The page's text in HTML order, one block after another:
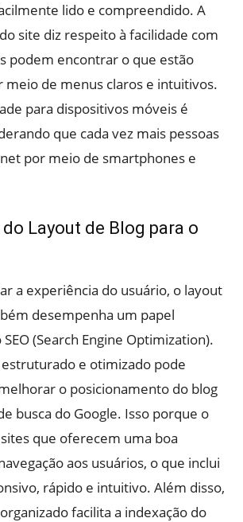
lido e compreendido. A
site diz respeito à facilidade com
podem encontrar o que estão
meio de menus claros e intuitivos.
para dispositivos móveis é
que cada vez mais pessoas
por meio de smartphones e
Layout de Blog para o
a experiência do usuário, o layout
desempenha um papel
(Search Engine Optimization).
e otimizado pode
o posicionamento do blog
busca do Google. Isso porque o
que oferecem uma boa
aos usuários, o que inclui
rápido e intuitivo. Além disso,
facilita a indexação do